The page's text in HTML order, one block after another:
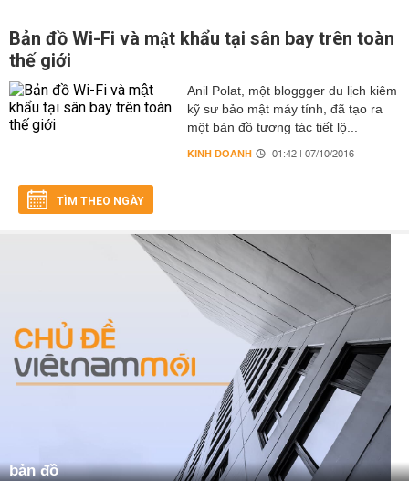
Bản đồ Wi-Fi và mật khẩu tại sân bay trên toàn
thế giới
Anil Polat, một bloggger du lịch kiêm
kỹ sư bảo mật máy tính, đã tạo ra
một bản đồ tương tác tiết lộ...
KINH DOANH 01:42 | 07/10/2016
TÌM THEO NGÀY
bản đồ